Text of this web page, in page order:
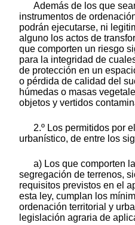
Además de los que
instrumentos de
podrán ejecutarse, ni
alguno los actos de
que comporten un riesgo
para la integridad de
de protección en un
o pérdida de calidad del
húmedas o masas
objetos y vertidos
2.º Los permitidos por
urbanístico, de entre los
a) Los que comporten
segregación de terrenos,
requisitos previstos en el
esta ley, cumplan los
ordenación territorial y
legislación agraria de